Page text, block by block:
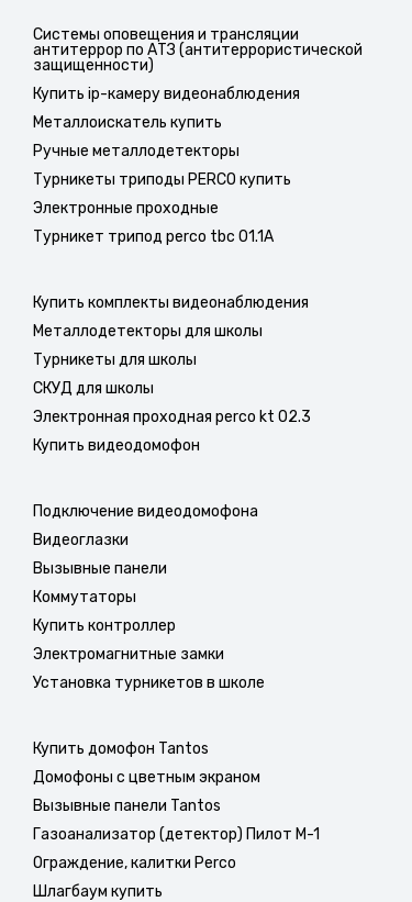
Системы оповещения и трансляции
антитеррор по АТЗ (антитеррористической
защищенности)
Купить ip-камеру видеонаблюдения
Металлоискатель купить
Ручные металлодетекторы
Турникеты триподы PERCO купить
Электронные проходные
Турникет трипод perco tbc 01.1A
Купить комплекты видеонаблюдения
Металлодетекторы для школы
Турникеты для школы
СКУД для школы
Электронная проходная perco kt 02.3
Купить видеодомофон
Подключение видеодомофона
Видеоглазки
Вызывные панели
Коммутаторы
Купить контроллер
Электромагнитные замки
Установка турникетов в школе
Купить домофон Tantos
Домофоны с цветным экраном
Вызывные панели Tantos
Газоанализатор (детектор) Пилот М-1
Ограждение, калитки Perco
Шлагбаум купить